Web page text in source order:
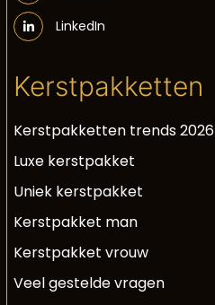
LinkedIn
Kerstpakketten
Kerstpakketten trends 2026
Luxe kerstpakket
Uniek kerstpakket
Kerstpakket man
Kerstpakket vrouw
Veel gestelde vragen